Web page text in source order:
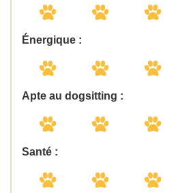
Énergique :
Apte au dogsitting :
Santé :